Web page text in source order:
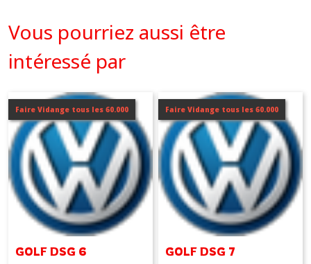
Vous pourriez aussi être
intéressé par
Faire Vidange tous les 60.000
GOLF DSG 6
Faire Vidange tous les 60.000
GOLF DSG 7